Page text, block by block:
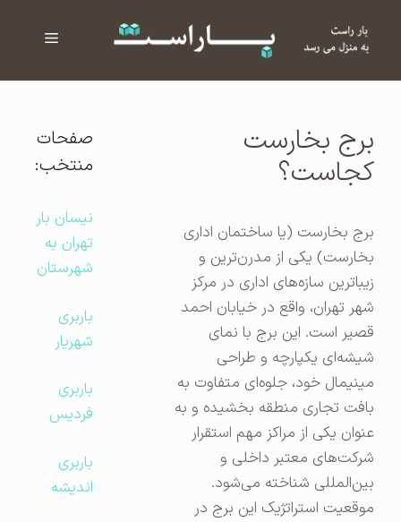
فهرست
برج بخارست
کجاست؟
برج بخارست (یا ساختمان اداری
بخارست) یکی از مدرن‌ترین و
زیباترین سازه‌های اداری در مرکز
شهر تهران، واقع در خیابان احمد
قصیر است. این برج با نمای
شیشه‌ای یکپارچه و طراحی
مینیمال خود، جلوه‌ای متفاوت به
بافت تجاری منطقه بخشیده و به
عنوان یکی از مراکز مهم استقرار
شرکت‌های معتبر داخلی و
بین‌المللی شناخته می‌شود.
موقعیت استراتژیک این برج در
صفحات
منتخب:
نیسان بار
تهران به
شهرستان
باربری
شهریار
باربری
فردیس
باربری
اندیشه